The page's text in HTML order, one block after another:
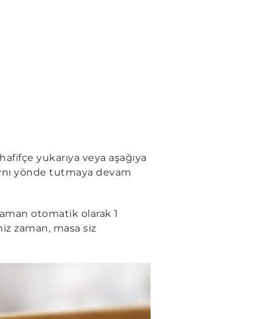
yukarıya veya aşağıya
yönde tutmaya devam
otomatik olarak 1
zaman, masa siz